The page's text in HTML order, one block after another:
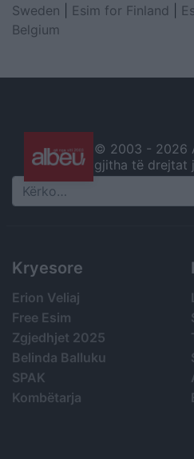
Sweden
Esim for Finland
Belgium
© 2003 - 2026
gjitha të drejtat
Search
Kryesore
Erion Veliaj
Free Esim
Zgjedhjet 2025
Belinda Balluku
SPAK
Kombëtarja